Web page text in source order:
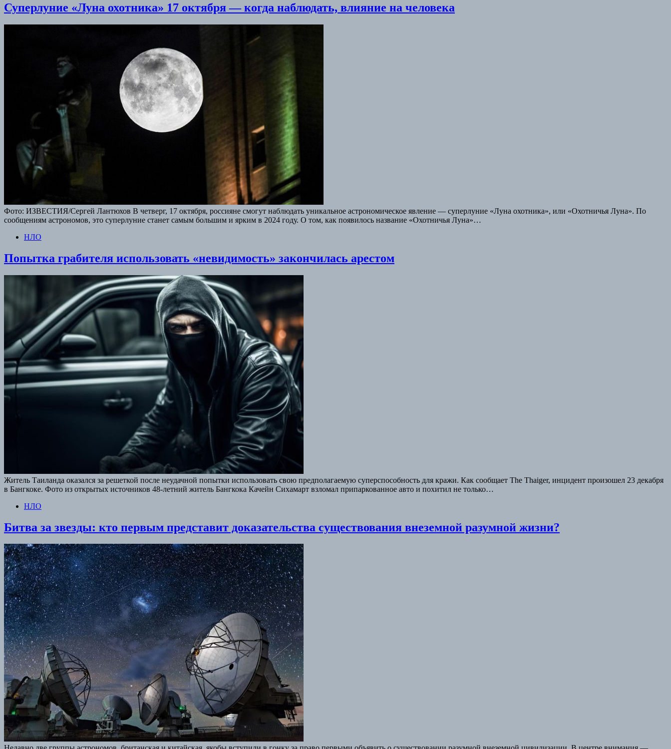
Суперлуние «Луна охотника» 17 октября — когда наблюдать, влияние на человека
Фото: ИЗВЕСТИЯ/Сергей Лантюхов В четверг, 17 октября, россияне смогут наблюдать уникальное астрономическое явление — суперлуние «Луна охотника», или «Охотничья Луна». По
сообщениям астрономов, это суперлуние станет самым большим и ярким в 2024 году. О том, как появилось название «Охотничья Луна»…
НЛО
Попытка грабителя использовать «невидимость» закончилась арестом
Житель Таиланда оказался за решеткой после неудачной попытки использовать свою предполагаемую суперспособность для кражи. Как сообщает The Thaiger, инцидент произошел 23 декабря
в Бангкоке. Фото из открытых источников 48-летний житель Бангкока Качейн Сихамарт взломал припаркованное авто и похитил не только…
НЛО
Битва за звезды: кто первым представит доказательства существования внеземной разумной жизни?